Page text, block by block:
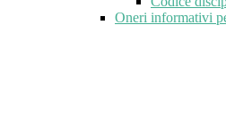
Oneri informativi